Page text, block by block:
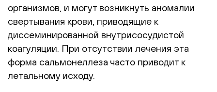
организмов, и могут возникнуть аномалии
свертывания крови, приводящие к
диссеминированной внутрисосудистой
коагуляции. При отсутствии лечения эта
форма сальмонеллеза часто приводит к
летальному исходу.